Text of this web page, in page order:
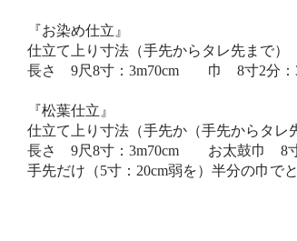
『お染め仕立』
仕立て上り寸法（手先からタレ先まで）
長さ 9尺8寸：3m70cm 巾 8寸2分：
『松葉仕立』
仕立て上り寸法（手先か（手先からタレ
長さ 9尺8寸：3m70cm お太鼓巾 8寸
手先だけ（5寸：20cm弱を）半分の巾で